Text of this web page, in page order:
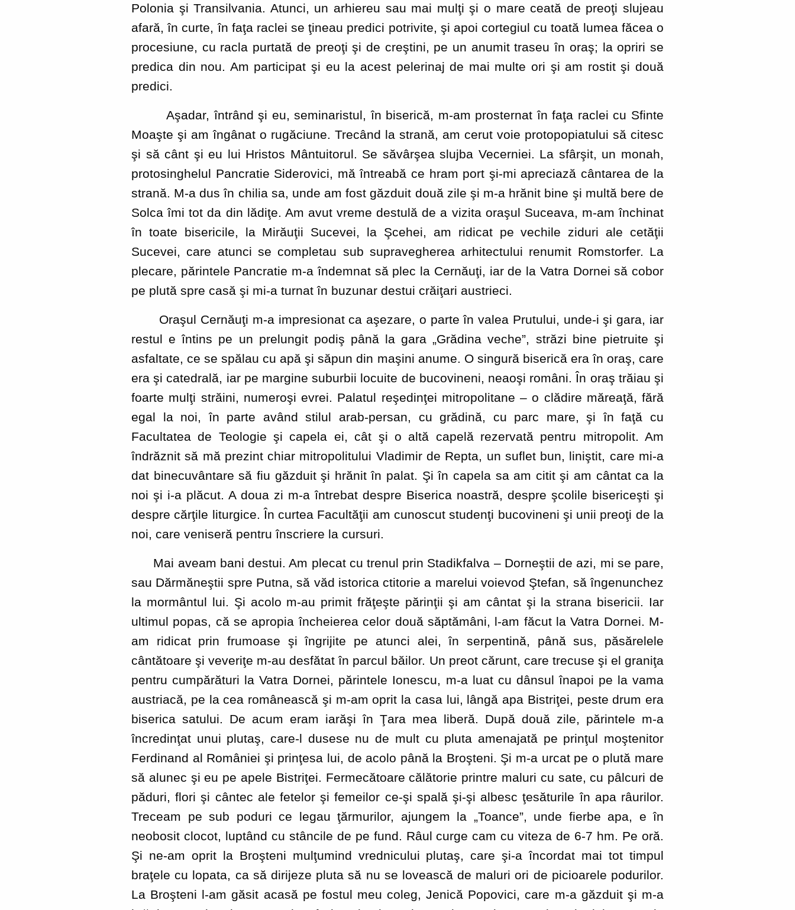
Polonia şi Transilvania. Atunci, un arhiereu sau mai mulţi şi o mare ceată de preoţi slujeau
afară, în curte, în faţa raclei se ţineau predici potrivite, şi apoi cortegiul cu toată lumea făcea o
procesiune, cu racla purtată de preoţi şi de creştini, pe un anumit traseu în oraş; la opriri se
predica din nou. Am participat şi eu la acest pelerinaj de mai multe ori şi am rostit şi două
predici.
Aşadar, întrând şi eu, seminaristul, în biserică, m-am prosternat în faţa raclei cu Sfinte
Moaşte şi am îngânat o rugăciune. Trecând la strană, am cerut voie protopopiatului să citesc
şi să cânt şi eu lui Hristos Mântuitorul. Se săvârşea slujba Vecerniei. La sfârşit, un monah,
protosinghelul Pancratie Siderovici, mă întreabă ce hram port şi-mi apreciază cântarea de la
strană. M-a dus în chilia sa, unde am fost găzduit două zile şi m-a hrănit bine şi multă bere de
Solca îmi tot da din lădiţe. Am avut vreme destulă de a vizita oraşul Suceava, m-am închinat
în toate bisericile, la Mirăuţii Sucevei, la Şcehei, am ridicat pe vechile ziduri ale cetăţii
Sucevei, care atunci se completau sub supravegherea arhitectului renumit Romstorfer. La
plecare, părintele Pancratie m-a îndemnat să plec la Cernăuţi, iar de la Vatra Dornei să cobor
pe plută spre casă şi mi-a turnat în buzunar destui crăiţari austrieci.
Oraşul Cernăuţi m-a impresionat ca aşezare, o parte în valea Prutului, unde-i şi gara, iar
restul e întins pe un prelungit podiş până la gara „Grădina veche”, străzi bine pietruite şi
asfaltate, ce se spălau cu apă şi săpun din maşini anume. O singură biserică era în oraş, care
era şi catedrală, iar pe margine suburbii locuite de bucovineni, neaoşi români. În oraş trăiau şi
foarte mulţi străini, numeroşi evrei. Palatul reşedinţei mitropolitane – o clădire măreaţă, fără
egal la noi, în parte având stilul arab-persan, cu grădină, cu parc mare, şi în faţă cu
Facultatea de Teologie şi capela ei, cât şi o altă capelă rezervată pentru mitropolit. Am
îndrăznit să mă prezint chiar mitropolitului Vladimir de Repta, un suflet bun, liniştit, care mi-a
dat binecuvântare să fiu găzduit şi hrănit în palat. Şi în capela sa am citit şi am cântat ca la
noi şi i-a plăcut. A doua zi m-a întrebat despre Biserica noastră, despre şcolile bisericeşti şi
despre cărţile liturgice. În curtea Facultăţii am cunoscut studenţi bucovineni şi unii preoţi de la
noi, care veniseră pentru înscriere la cursuri.
Mai aveam bani destui. Am plecat cu trenul prin Stadikfalva – Dorneştii de azi, mi se pare,
sau Dărmăneştii spre Putna, să văd istorica ctitorie a marelui voievod Ştefan, să îngenunchez
la mormântul lui. Şi acolo m-au primit frăţeşte părinţii şi am cântat şi la strana bisericii. Iar
ultimul popas, că se apropia încheierea celor două săptămâni, l-am făcut la Vatra Dornei. M-
am ridicat prin frumoase şi îngrijite pe atunci alei, în serpentină, până sus, păsărelele
cântătoare şi veveriţe m-au desfătat în parcul băilor. Un preot cărunt, care trecuse şi el graniţa
pentru cumpărături la Vatra Dornei, părintele Ionescu, m-a luat cu dânsul înapoi pe la vama
austriacă, pe la cea românească şi m-am oprit la casa lui, lângă apa Bistriţei, peste drum era
biserica satului. De acum eram iarăşi în Ţara mea liberă. După două zile, părintele m-a
încredinţat unui plutaş, care-l dusese nu de mult cu pluta amenajată pe prinţul moştenitor
Ferdinand al României şi prinţesa lui, de acolo până la Broşteni. Şi m-a urcat pe o plută mare
să alunec şi eu pe apele Bistriţei. Fermecătoare călătorie printre maluri cu sate, cu pâlcuri de
păduri, flori şi cântec ale fetelor şi femeilor ce-şi spală şi-şi albesc ţesăturile în apa râurilor.
Treceam pe sub poduri ce legau ţărmurilor, ajungem la „Toance”, unde fierbe apa, e în
neobosit clocot, luptând cu stâncile de pe fund. Râul curge cam cu viteza de 6-7 hm. Pe oră.
Şi ne-am oprit la Broşteni mulţumind vrednicului plutaş, care şi-a încordat mai tot timpul
braţele cu lopata, ca să dirijeze pluta să nu se lovească de maluri ori de picioarele podurilor.
La Broşteni l-am găsit acasă pe fostul meu coleg, Jenică Popovici, care m-a găzduit şi m-a